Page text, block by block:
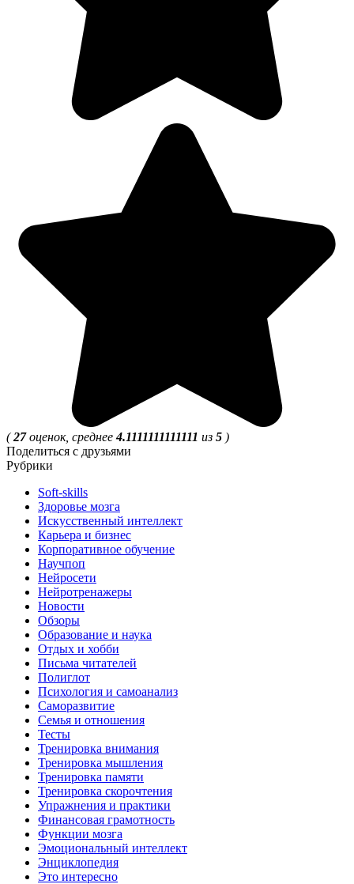
(27оценок, среднее4.1111111111111 из 5 )
Поделиться с друзьями
Рубрики
Soft-skills
Здоровье мозга
Искусственный интеллект
Карьера и бизнес
Корпоративное обучение
Научпоп
Нейросети
Нейротренажеры
Новости
Обзоры
Образование и наука
Отдых и хобби
Письма читателей
Полиглот
Психология и самоанализ
Саморазвитие
Семья и отношения
Тесты
Тренировка внимания
Тренировка мышления
Тренировка памяти
Тренировка скорочтения
Упражнения и практики
Финансовая грамотность
Функции мозга
Эмоциональный интеллект
Энциклопедия
Это интересно